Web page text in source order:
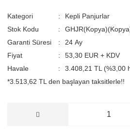
Kategori
Kepli Panjurlar
Stok Kodu
Garanti Süresi
24 Ay
Fiyat
53,30 EUR + KDV
Havale
3.408,21 TL (%3,00
*3.513,62 TL den başlayan taksitlerle!!